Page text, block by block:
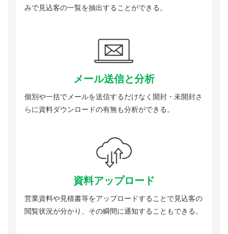
みで見込客の一覧を抽出することができる。
メール送信と分析
個別や一括でメールを送信するだけなく開封・未開封さ
らに資料ダウンロードの有無も分析ができる。
資料アップロード
営業資料や見積書等をアップロードすることで見込客の
閲覧状況が分かり、その瞬間に通知することもできる。